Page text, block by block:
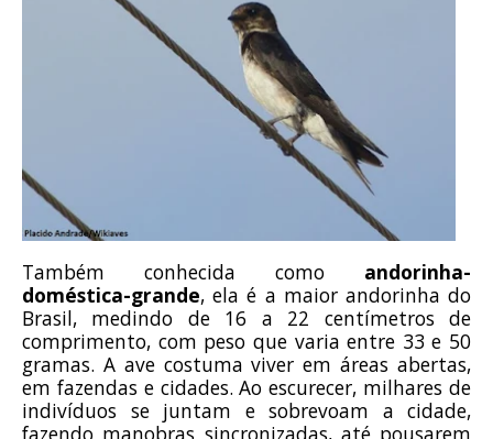
Também conhecida como andorinha-
doméstica-grande, ela é a maior andorinha do
Brasil, medindo de 16 a 22 centímetros de
comprimento, com peso que varia entre 33 e 50
gramas. A ave costuma viver em áreas abertas,
em fazendas e cidades. Ao escurecer, milhares de
indivíduos se juntam e sobrevoam a cidade,